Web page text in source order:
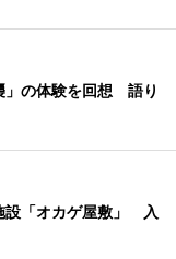
」の体験を回想 語り
設「オカゲ屋敷」 入